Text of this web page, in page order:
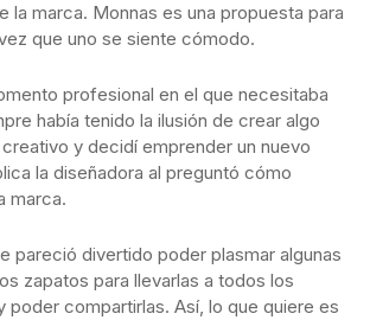
la marca. Monnas es una propuesta para
que uno se siente cómodo.
profesional en el que necesitaba
había tenido la ilusión de crear algo
y decidí emprender un nuevo
la diseñadora al preguntó cómo
marca.
pareció divertido poder plasmar algunas
zapatos para llevarlas a todos los
poder compartirlas. Así, lo que quiere es